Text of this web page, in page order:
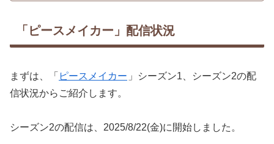
「ピースメイカー」配信状況
まずは、「 ピースメイカー 」シーズン1、シーズン2の配
信状況からご紹介します。
シーズン2の配信は、2025/8/22(金)に開始しました。